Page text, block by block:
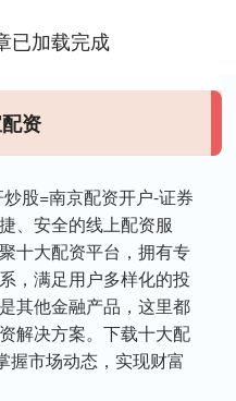
已加载完成
资
股=南京配资开户-证券
、安全的线上配资服
十大配资平台，拥有专
，满足用户多样化的投
其他金融产品，这里都
解决方案。下载十大配
握市场动态，实现财富